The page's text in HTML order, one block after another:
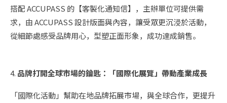
搭配 ACCUPASS 的【客製化通知信】，主辦單位可提供需
求，由 ACCUPASS 設計版面與內容，讓受眾更沉浸於活動，
從細節處感受品牌用心，型塑正面形象，成功達成銷售。
4. 品牌打開全球市場的鑰匙：「國際化展覽」帶動產業成長
「國際化活動」幫助在地品牌拓展市場，與全球合作，更提升